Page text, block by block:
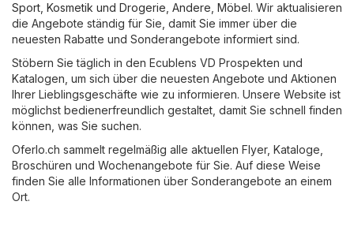
Sport Kosmetik und Drogerie Andere Möbel. Wir aktualisieren
die Angebote ständig für Sie, damit Sie immer über die
neuesten Rabatte und Sonderangebote informiert sind.
Stöbern Sie täglich in den Ecublens VD Prospekten und
Katalogen, um sich über die neuesten Angebote und Aktionen
Ihrer Lieblingsgeschäfte wie zu informieren. Unsere Website ist
möglichst bedienerfreundlich gestaltet, damit Sie schnell finden
können, was Sie suchen.
Oferlo.ch sammelt regelmäßig alle aktuellen Flyer, Kataloge,
Broschüren und Wochenangebote für Sie. Auf diese Weise
finden Sie alle Informationen über Sonderangebote an einem
Ort.